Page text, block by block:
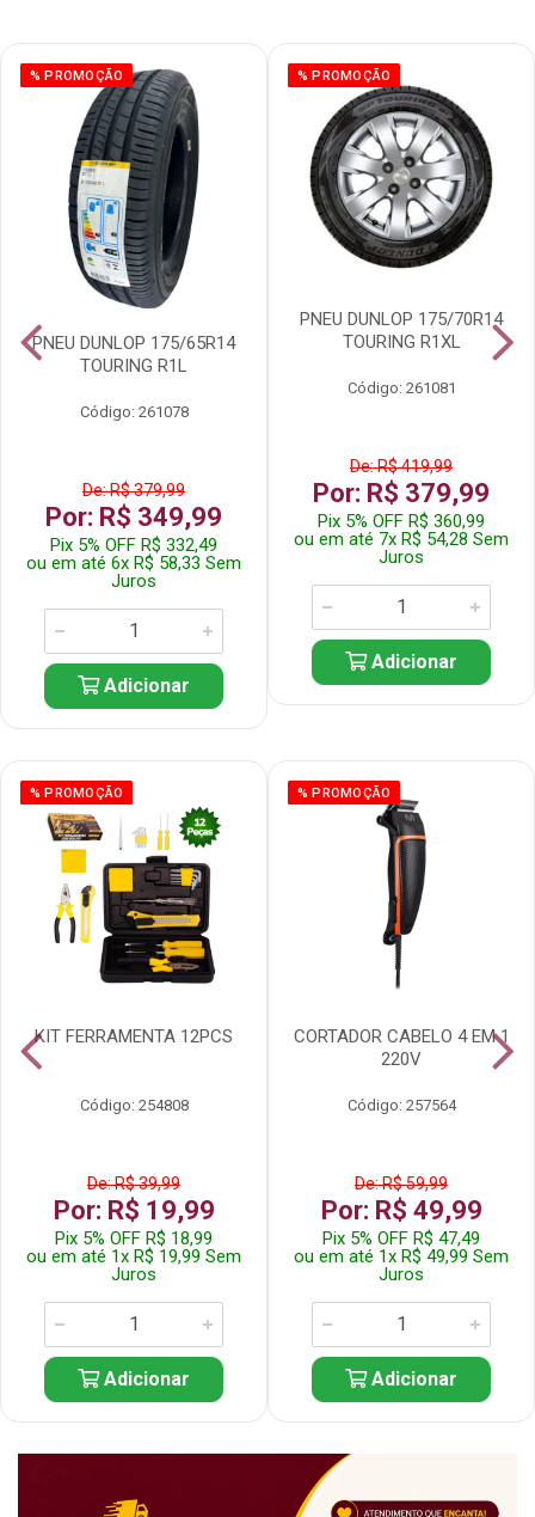
% PROMOÇÃO
PNEU DUNLOP 175/65R14
TOURING R1L
Código: 261078
De: R$ 379,99
Por: R$ 349,99
Pix 5% OFF R$ 332,49
ou em até 6x R$ 58,33 Sem
Juros
Adicionar
% PROMOÇÃO
PNEU DUNLOP 175/70R14
TOURING R1XL
Código: 261081
De: R$ 419,99
Por: R$ 379,99
Pix 5% OFF R$ 360,99
ou em até 7x R$ 54,28 Sem
Juros
Adicionar
% PROMOÇÃO
KIT FERRAMENTA 12PCS
Código: 254808
De: R$ 39,99
Por: R$ 19,99
Pix 5% OFF R$ 18,99
ou em até 1x R$ 19,99 Sem
Juros
Adicionar
% PROMOÇÃO
CORTADOR CABELO 4 EM 1
220V
Código: 257564
De: R$ 59,99
Por: R$ 49,99
Pix 5% OFF R$ 47,49
ou em até 1x R$ 49,99 Sem
Juros
Adicionar